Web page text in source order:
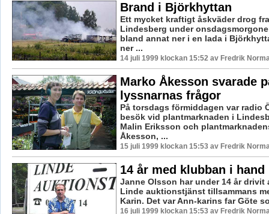
Brand i Björkhyttan
Ett mycket kraftigt åskväder drog
Lindesberg under
bland annat ner i en lada i
ner ...
14 juli 1999 klockan 15:52 av Fredrik
Marko Åkesson svarade
lyssnarnas frågor
På torsdags förmiddagen var radio
besök vid plantmarknaden i
Malin Eriksson och
Åkesson, ...
15 juli 1999 klockan 15:53 av Fredrik
14 år med klubban i hand
Janne Olsson har under 14 år drivit
Linde auktionstjänst tillsammans
Karin. Det var Ann-karins far Göte
16 juli 1999 klockan 15:53 av Fredrik